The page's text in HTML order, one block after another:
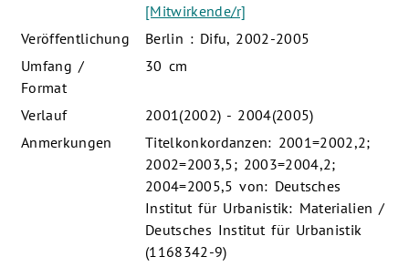
[Mitwirkende/r]
Veröffentlichung
Berlin : Difu, 2002-2005
Umfang /
Format
30 cm
Verlauf
2001(2002) - 2004(2005)
Anmerkungen
Titelkonkordanzen: 2001=2002,2;
2002=2003,5; 2003=2004,2;
2004=2005,5 von: Deutsches
Institut für Urbanistik: Materialien /
Deutsches Institut für Urbanistik
(1168342-9)